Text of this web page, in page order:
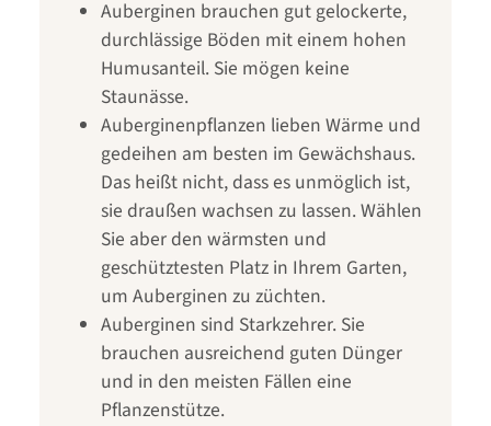
Auberginen brauchen gut gelockerte,
durchlässige Böden mit einem hohen
Humusanteil. Sie mögen keine
Staunässe.
Auberginenpflanzen lieben Wärme und
gedeihen am besten im Gewächshaus.
Das heißt nicht, dass es unmöglich ist,
sie draußen wachsen zu lassen. Wählen
Sie aber den wärmsten und
geschütztesten Platz in Ihrem Garten,
um Auberginen zu züchten.
Auberginen sind Starkzehrer. Sie
brauchen ausreichend guten Dünger
und in den meisten Fällen eine
Pflanzenstütze.